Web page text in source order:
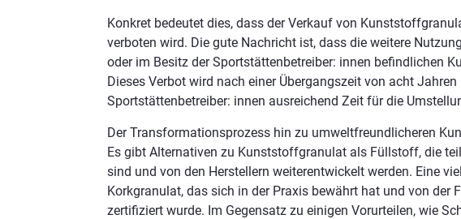
Konkret bedeutet dies, dass der Verkauf von
verboten wird. Die gute Nachricht ist, dass die weitere
oder im Besitz der Sportstättenbetreiber: innen befindlichen
Dieses Verbot wird nach einer Übergangszeit von acht
Sportstättenbetreiber: innen ausreichend Zeit für die
Der Transformationsprozess hin zu umweltfreundlicheren
Es gibt Alternativen zu Kunststoffgranulat als Füllstoff, die
sind und von den Herstellern weiterentwickelt werden. Eine
Korkgranulat, das sich in der Praxis bewährt hat und von der
zertifiziert wurde. Im Gegensatz zu einigen Vorurteilen, wie